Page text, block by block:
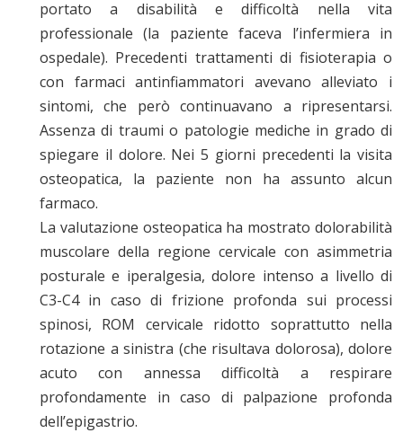
portato a disabilità e difficoltà nella vita
professionale (la paziente faceva l’infermiera in
ospedale). Precedenti trattamenti di fisioterapia o
con farmaci antinfiammatori avevano alleviato i
sintomi, che però continuavano a ripresentarsi.
Assenza di traumi o patologie mediche in grado di
spiegare il dolore. Nei 5 giorni precedenti la visita
osteopatica, la paziente non ha assunto alcun
farmaco.
La valutazione osteopatica ha mostrato dolorabilità
muscolare della regione cervicale con asimmetria
posturale e iperalgesia, dolore intenso a livello di
C3-C4 in caso di frizione profonda sui processi
spinosi, ROM cervicale ridotto soprattutto nella
rotazione a sinistra (che risultava dolorosa), dolore
acuto con annessa difficoltà a respirare
profondamente in caso di palpazione profonda
dell’epigastrio.